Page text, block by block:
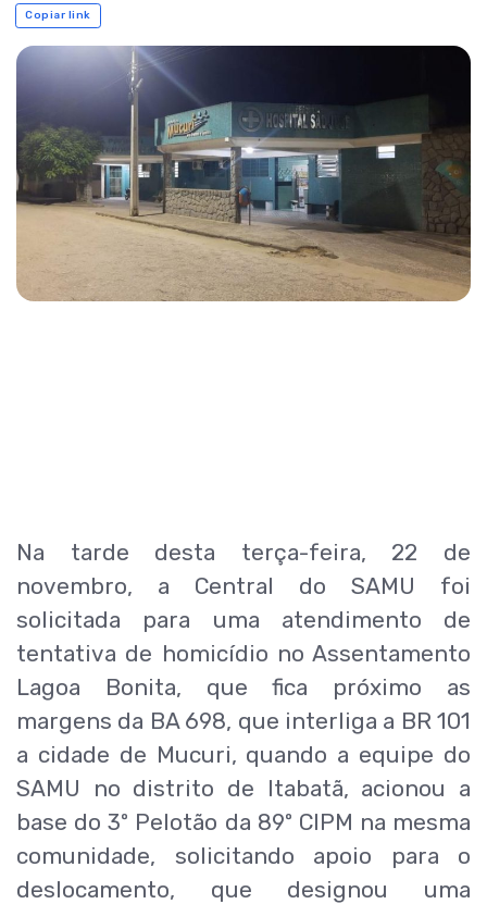
Copiar link
Na tarde desta terça-feira, 22 de
novembro, a Central do SAMU foi
solicitada para uma atendimento de
tentativa de homicídio no Assentamento
Lagoa Bonita, que fica próximo as
margens da BA 698, que interliga a BR 101
a cidade de Mucuri, quando a equipe do
SAMU no distrito de Itabatã, acionou a
base do 3º Pelotão da 89º CIPM na mesma
comunidade, solicitando apoio para o
deslocamento, que designou uma